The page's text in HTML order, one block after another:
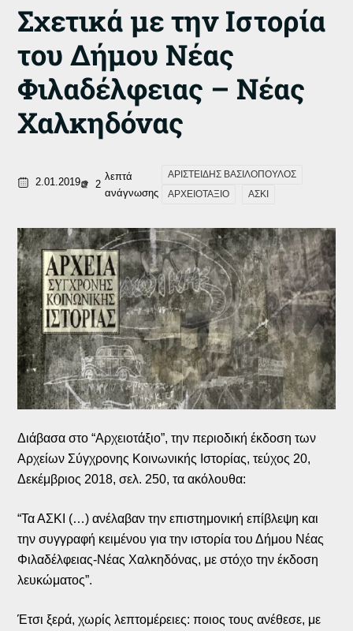
Σχετικά με την Ιστορία
του Δήμου Νέας
Φιλαδέλφειας – Νέας
Χαλκηδόνας
2.01.2019 2
λεπτά
ανάγνωσης
ΑΡΙΣΤΕΙΔΗΣ ΒΑΣΙΛΟΠΟΥΛΟΣ
ΑΡΧΕΙΟΤΑΞΙΟ
ΑΣΚΙ
Διάβασα στο “Αρχειοτάξιο”, την περιοδική έκδοση των
Αρχείων Σύγχρονης Κοινωνικής Ιστορίας, τεύχος 20,
Δεκέμβριος 2018, σελ. 250, τα ακόλουθα:
“Τα ΑΣΚΙ (…) ανέλαβαν την επιστημονική επίβλεψη και
την συγγραφή κειμένου για την ιστορία του Δήμου Νέας
Φιλαδέλφειας-Νέας Χαλκηδόνας, με στόχο την έκδοση
λευκώματος”.
Έτσι ξερά, χωρίς λεπτομέρειες: ποιος τους ανέθεσε, με